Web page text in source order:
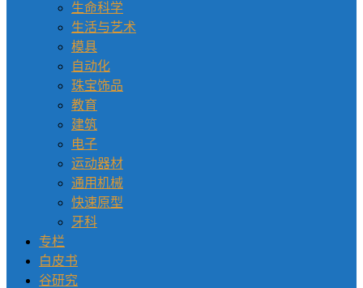
生命科学
生活与艺术
模具
自动化
珠宝饰品
教育
建筑
电子
运动器材
通用机械
快速原型
牙科
专栏
白皮书
谷研究